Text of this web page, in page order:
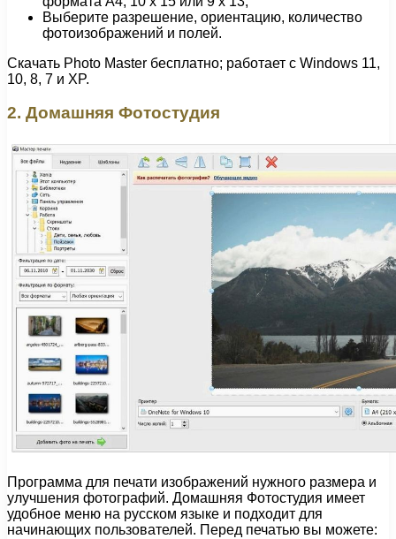
Выберите разрешение, ориентацию, количество
фотоизображений и полей.
Скачать Photo Master бесплатно; работает с Windows 11,
10, 8, 7 и XP.
2. Домашняя Фотостудия
Программа для печати изображений нужного размера и
улучшения фотографий. Домашняя Фотостудия имеет
удобное меню на русском языке и подходит для
начинающих пользователей. Перед печатью вы можете: